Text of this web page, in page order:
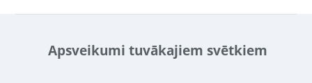
Apsveikumi tuvākajiem svētkiem